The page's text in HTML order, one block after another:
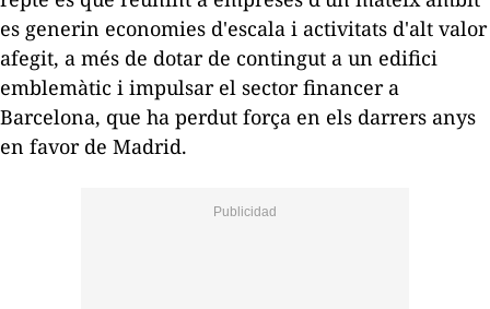
es generin economies d'escala i activitats d'alt valor
afegit, a més de dotar de contingut a un edifici
emblemàtic i impulsar el sector financer a
Barcelona, que ha perdut força en els darrers anys
en favor de Madrid.